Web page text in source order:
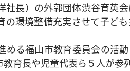
長）の外郭団体渋谷育英
環境整備充実させて子ど
る福山市教育委員会の活
育長や児童代表ら５人が参